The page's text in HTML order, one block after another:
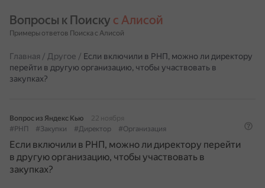
Вопросы к Поиску с Алисой
Примеры ответов Поиска с Алисой
Главная / Другое / Если включили в РНП, можно ли директору
перейти в другую организацию, чтобы участвовать в
закупках?
Вопрос из Яндекс Кью
22 ноября
#РНП
#Закупки #Директор #Организация
Если включили в РНП, можно ли директору перейти
в другую организацию, чтобы участвовать в
закупках?